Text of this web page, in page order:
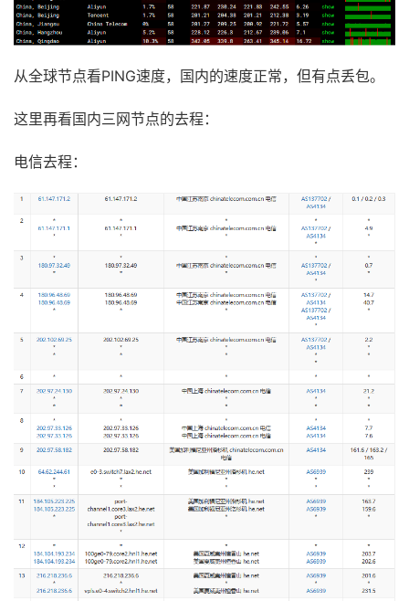
从全球节点看PING速度，国内的速度正常，但有点丢包。
这里再看国内三网节点的去程：
电信去程：